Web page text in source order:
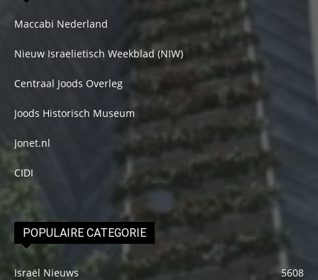
Maccabi Nederland
Nieuw Israelietisch Weekblad (NIW)
Centraal Joods Overleg
Joods Historisch Museum
Jonet.nl
CIDI
POPULAIRE CATEGORIE
Israël Nieuws
5608